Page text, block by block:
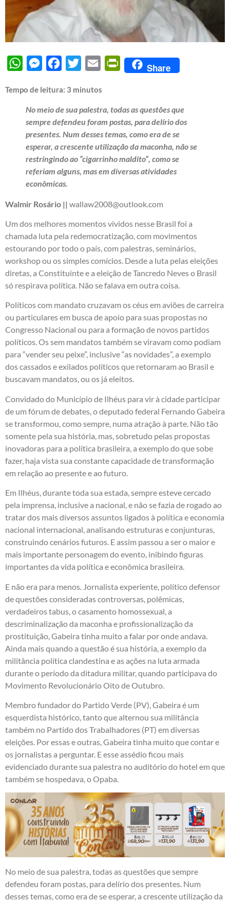
WhatsAppMessengerFacebook
Twitter Email PrintFriendly
Share
Tempo de leitura: 3 minutos
No meio de sua palestra, todas as questões que
sempre defendeu foram postas, para delírio dos
presentes. Num desses temas, como era de se
esperar, a crescente utilização da maconha, não se
restringindo ao “cigarrinho maldito”, como se
referiam alguns, mas em diversas atividades
econômicas.
Walmir Rosário || wallaw2008@outlook.com
Um dos melhores momentos vividos nesse Brasil foi a
chamada luta pela redemocratização, com movimentos
estourando por todo o país, com palestras, seminários,
workshop ou os simples comícios. Desde a luta pelas eleições
diretas, a Constituinte e a eleição de Tancredo Neves o Brasil
só respirava política. Não se falava em outra coisa.
Políticos com mandato cruzavam os céus em aviões de carreira
ou particulares em busca de apoio para suas propostas no
Congresso Nacional ou para a formação de novos partidos
políticos. Os sem mandatos também se viravam como podiam
para “vender seu peixe”, inclusive “as novidades”, a exemplo
dos cassados e exilados políticos que retornaram ao Brasil e
buscavam mandatos, ou os já eleitos.
Convidado do Município de Ilhéus para vir à cidade participar
de um fórum de debates, o deputado federal Fernando Gabeira
se transformou, como sempre, numa atração à parte. Não tão
somente pela sua história, mas, sobretudo pelas propostas
inovadoras para a política brasileira, a exemplo do que sobe
fazer, haja vista sua constante capacidade de transformação
em relação ao presente e ao futuro.
Em Ilhéus, durante toda sua estada, sempre esteve cercado
pela imprensa, inclusive a nacional, e não se fazia de rogado ao
tratar dos mais diversos assuntos ligados à política e economia
nacional internacional, analisando estruturas e conjunturas,
construindo cenários futuros. E assim passou a ser o maior e
mais importante personagem do evento, inibindo figuras
importantes da vida política e econômica brasileira.
E não era para menos. Jornalista experiente, político defensor
de questões consideradas controversas, polêmicas,
verdadeiros tabus, o casamento homossexual, a
descriminalização da maconha e profissionalização da
prostituição, Gabeira tinha muito a falar por onde andava.
Ainda mais quando a questão é sua história, a exemplo da
militância política clandestina e as ações na luta armada
durante o período da ditadura militar, quando participava do
Movimento Revolucionário Oito de Outubro.
Membro fundador do Partido Verde (PV), Gabeira é um
esquerdista histórico, tanto que alternou sua militância
também no Partido dos Trabalhadores (PT) em diversas
eleições. Por essas e outras, Gabeira tinha muito que contar e
os jornalistas a perguntar. E esse assédio ficou mais
evidenciado durante sua palestra no auditório do hotel em que
também se hospedava, o Opaba.
No meio de sua palestra, todas as questões que sempre
defendeu foram postas, para delírio dos presentes. Num
desses temas, como era de se esperar, a crescente utilização da